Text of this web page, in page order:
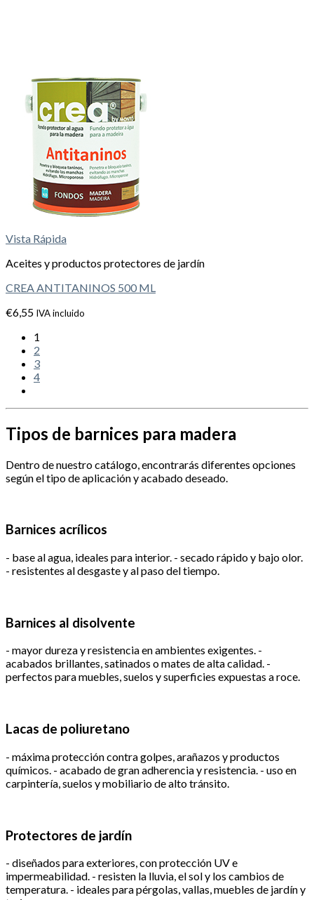
Vista Rápida
Aceites y productos protectores de jardín
CREA ANTITANINOS 500 ML
€6,55 IVA incluido
1
2
3
4
Tipos de barnices para madera
Dentro de nuestro catálogo, encontrarás diferentes opciones
según el tipo de aplicación y acabado deseado.
Barnices acrílicos
- base al agua, ideales para interior. - secado rápido y bajo olor.
- resistentes al desgaste y al paso del tiempo.
Barnices al disolvente
- mayor dureza y resistencia en ambientes exigentes. -
acabados brillantes, satinados o mates de alta calidad. -
perfectos para muebles, suelos y superficies expuestas a roce.
Lacas de poliuretano
- máxima protección contra golpes, arañazos y productos
químicos. - acabado de gran adherencia y resistencia. - uso en
carpintería, suelos y mobiliario de alto tránsito.
Protectores de jardín
- diseñados para exteriores, con protección UV e
impermeabilidad. - resisten la lluvia, el sol y los cambios de
temperatura. - ideales para pérgolas, vallas, muebles de jardín y